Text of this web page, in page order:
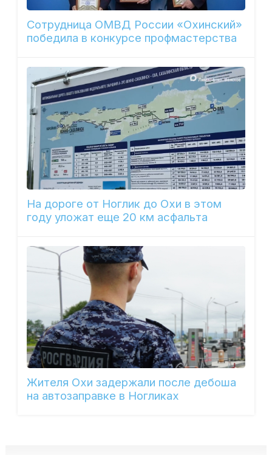
Сотрудница ОМВД России «Охинский»
победила в конкурсе профмастерства
На дороге от Ноглик до Охи в этом
году уложат еще 20 км асфальта
Жителя Охи задержали после дебоша
на автозаправке в Ногликах